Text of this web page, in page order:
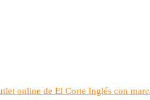
online de El Corte Inglés con